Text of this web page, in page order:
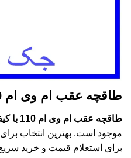
طاقچه عقب ام وی ام 110
طاقچه عقب ام وی ام 110 با کیفیت اصلی، وارداتی و استوک
موجود است. بهترین انتخاب
برای استعلام قیمت و خرید